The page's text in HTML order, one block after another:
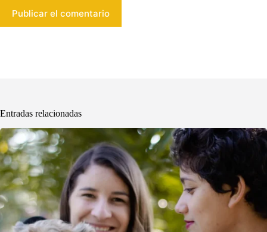
Publicar el comentario
Entradas relacionadas